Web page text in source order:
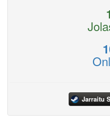
1
Jarraitu